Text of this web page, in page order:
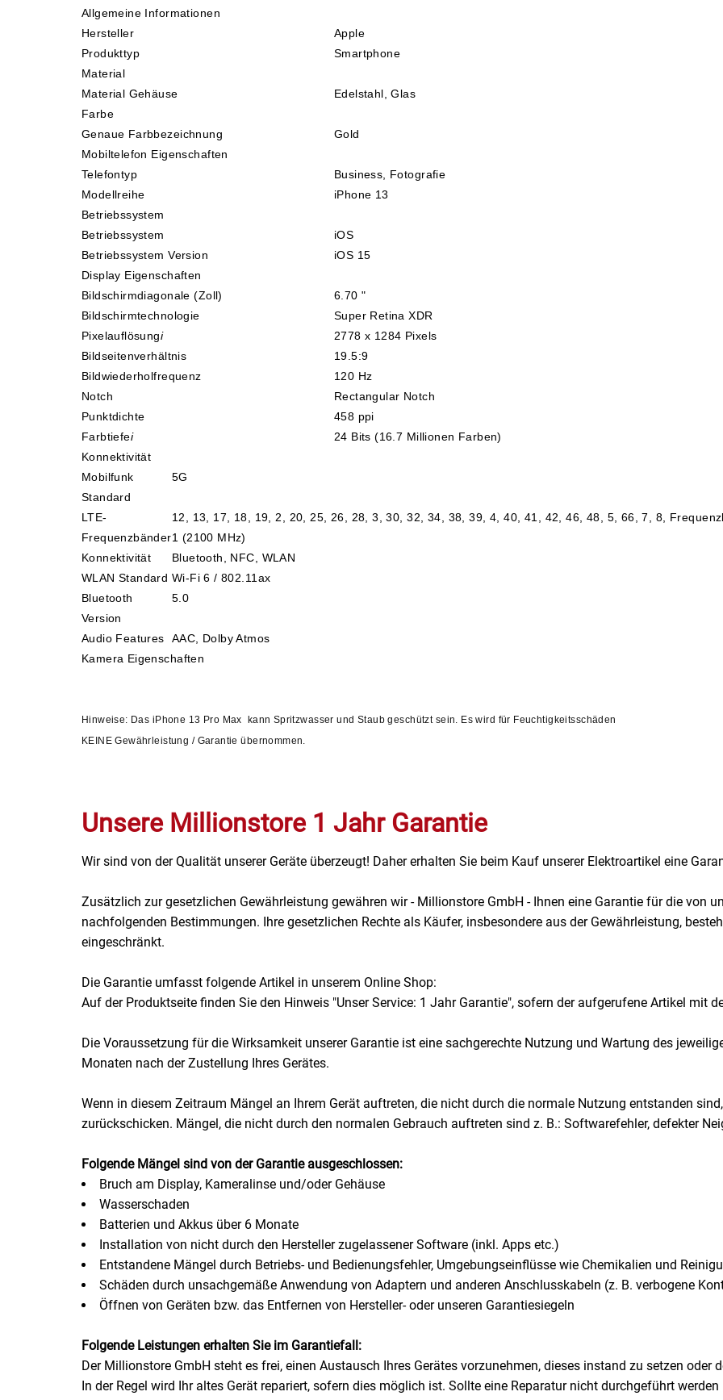
Karaffen / Krüge
Kartoffelprod./Beilagen/Fruchtsalat gek.
Kartoffelprodukte
Kau-/ Fruchtgummi/ Kindersüßware
Kerzen / Anzündhilfen
Kochgeschirr
Körperpflege
Küchenzubehör
Marinierte / geräucherte Fische
Mehl / Griess / Stärke / Getreide
Mundpflege
Obstkonserven
Papier / Hygiene
POS Material Trinkwerk
Reinigungshilfsmittel
Sauergemüse
Schokolade
Schreibwaren / Büroartikel / Kleber
Sekt / Champagner / Frizzante
Spezialreiniger
Allgemeine Informationen
Hersteller
Apple
Produkttyp
Smartphone
Material
Material Gehäuse
Edelstahl, Glas
Farbe
Genaue Farbbezeichnung
Gold
Mobiltelefon Eigenschaften
Telefontyp
Business, Fotografie
Modellreihe
iPhone 13
Betriebssystem
Betriebssystem
iOS
Betriebssystem Version
iOS 15
Display Eigenschaften
Bildschirmdiagonale (Zoll)
6.70 "
Bildschirmtechnologie
Super Retina XDR
Pixelauflösungi
2778 x 1284 Pixels
Bildseitenverhältnis
19.5:9
Bildwiederholfrequenz
120 Hz
Notch
Rectangular Notch
Punktdichte
458 ppi
Farbtiefei
24 Bits (16.7 Millionen Farben)
Konnektivität
Mobilfunk
Standard
5G
LTE-
Frequenzbänder
12, 13, 17, 18, 19, 2, 20, 25, 26, 28, 3, 30, 32, 34, 38, 39, 4, 40, 41, 42, 46, 48, 5, 66, 7, 8,
1 (2100 MHz)
Konnektivität
Bluetooth, NFC, WLAN
WLAN Standard Wi-Fi 6 / 802.11ax
Bluetooth
Version
5.0
Audio Features
AAC, Dolby Atmos
Kamera Eigenschaften
Hinweise: Das iPhone 13 Pro Max kann Spritzwasser und Staub geschützt sein. Es wird für Feuchtigkeitsschäden
KEINE Gewährleistung / Garantie übernommen.
Unsere Millionstore 1 Jahr Garantie
Wir sind von der Qualität unserer Geräte überzeugt! Daher erhalten Sie beim Kauf unserer Elektroartikel eine
Zusätzlich zur gesetzlichen Gewährleistung gewähren wir - Millionstore GmbH - Ihnen eine Garantie für die von
nachfolgenden Bestimmungen. Ihre gesetzlichen Rechte als Käufer, insbesondere aus der Gewährleistung,
eingeschränkt.
Die Garantie umfasst folgende Artikel in unserem Online Shop:
Auf der Produktseite finden Sie den Hinweis "Unser Service: 1 Jahr Garantie", sofern der aufgerufene Artikel mit
Die Voraussetzung für die Wirksamkeit unserer Garantie ist eine sachgerechte Nutzung und Wartung des
Monaten nach der Zustellung Ihres Gerätes.
Wenn in diesem Zeitraum Mängel an Ihrem Gerät auftreten, die nicht durch die normale Nutzung entstanden
zurückschicken. Mängel, die nicht durch den normalen Gebrauch auftreten sind z. B.: Softwarefehler, defekter
Folgende Mängel sind von der Garantie ausgeschlossen:
Bruch am Display, Kameralinse und/oder Gehäuse
Wasserschaden
Batterien und Akkus über 6 Monate
Installation von nicht durch den Hersteller zugelassener Software (inkl. Apps etc.)
Entstandene Mängel durch Betriebs- und Bedienungsfehler, Umgebungseinflüsse wie Chemikalien und
Schäden durch unsachgemäße Anwendung von Adaptern und anderen Anschlusskabeln (z. B. verbogene
Öffnen von Geräten bzw. das Entfernen von Hersteller- oder unseren Garantiesiegeln
Folgende Leistungen erhalten Sie im Garantiefall:
Der Millionstore GmbH steht es frei, einen Austausch Ihres Gerätes vorzunehmen, dieses instand zu setzen oder
In der Regel wird Ihr altes Gerät repariert, sofern dies möglich ist. Sollte eine Reparatur nicht durchgeführt